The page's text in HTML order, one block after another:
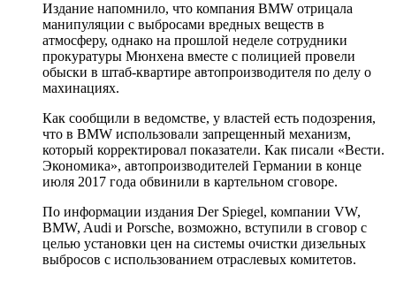
Издание напомнило, что компания BMW отрицала
манипуляции с выбросами вредных веществ в
атмосферу, однако на прошлой неделе сотрудники
прокуратуры Мюнхена вместе с полицией провели
обыски в штаб-квартире автопроизводителя по делу о
махинациях.
Как сообщили в ведомстве, у властей есть подозрения,
что в BMW использовали запрещенный механизм,
который корректировал показатели. Как писали «Вести.
Экономика», автопроизводителей Германии в конце
июля 2017 года обвинили в картельном сговоре.
По информации издания Der Spiegel, компании VW,
BMW, Audi и Porsche, возможно, вступили в сговор с
целью установки цен на системы очистки дизельных
выбросов с использованием отраслевых комитетов.